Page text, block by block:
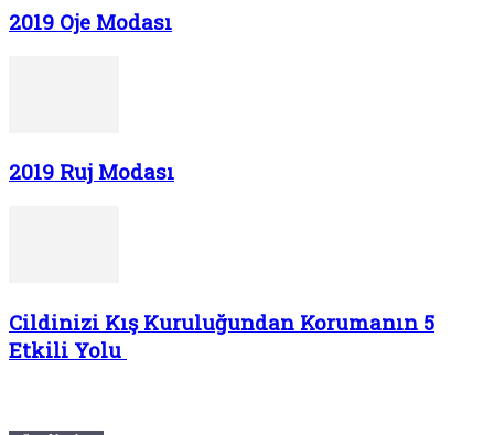
2019 Oje Modası
2019 Ruj Modası
Cildinizi Kış Kuruluğundan Korumanın 5
Etkili Yolu